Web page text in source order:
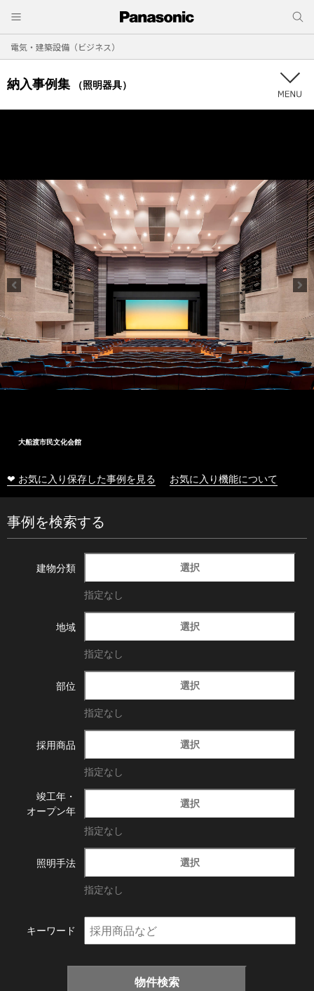
電気・建築設備（ビジネス）
納入事例集 （照明器具）
大船渡市民文化会館
❤ お気に入り保存した事例を見る お気に入り機能について
事例を検索する
建物分類 選択
指定なし
地域 選択
指定なし
部位 選択
指定なし
採用商品 選択
指定なし
竣工年・
オープン年
選択
指定なし
照明手法 選択
指定なし
キーワード
物件検索